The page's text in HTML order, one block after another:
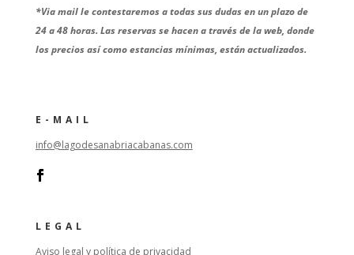
*Via mail le contestaremos a todas sus dudas en un plazo de
24 a 48 horas. Las reservas se hacen a través de la web, donde
los precios así como estancias mínimas, están actualizados.
E-MAIL
info@lagodesanabriacabanas.com
LEGAL
Aviso legal y política de privacidad